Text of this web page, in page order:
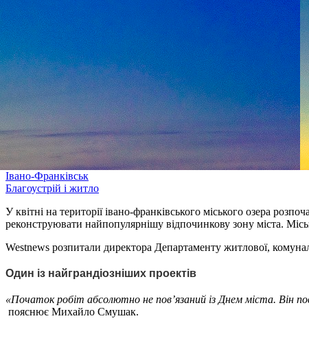
Івано-Франківськ
Благоустрій і житло
У квітні на території івано-франківського міського озера
реконструювати найпопулярнішу відпочинкову зону міста.
Westnews розпитали директора Департаменту житлової,
Один із найграндіозніших проектів
«Початок робіт абсолютно не пов’язаний із Днем міста. Він
пояснює Михайло Смушак.